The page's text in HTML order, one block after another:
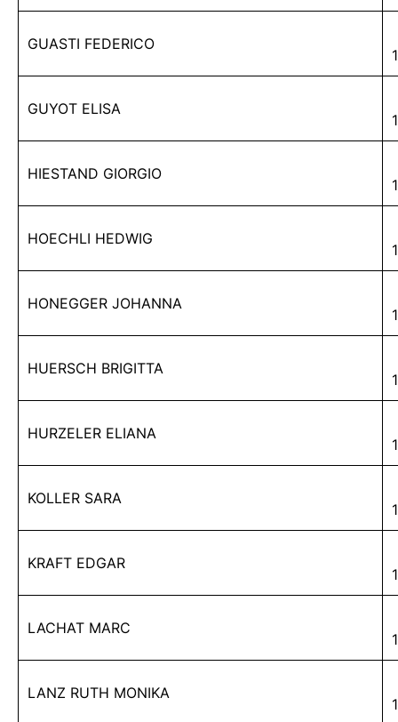
GUASTI FEDERICO
GUYOT ELISA
HIESTAND GIORGIO
HOECHLI HEDWIG
HONEGGER JOHANNA
HUERSCH BRIGITTA
HURZELER ELIANA
KOLLER SARA
KRAFT EDGAR
LACHAT MARC
LANZ RUTH MONIKA